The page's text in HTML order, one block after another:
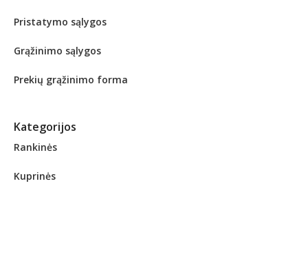
Pristatymo sąlygos
Grąžinimo sąlygos
Prekių grąžinimo forma
Kategorijos
Rankinės
Kuprinės